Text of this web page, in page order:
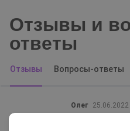
Отзывы и
ответы
Отзывы Вопросы-ответы
Олег 25.06.2022